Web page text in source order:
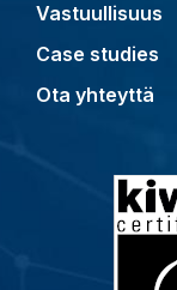
Vastuullisuus
Case studies
Ota yhteyttä